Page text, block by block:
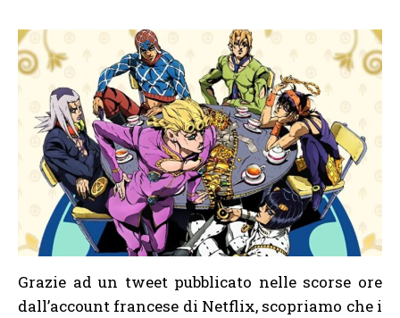
Grazie ad un tweet pubblicato nelle scorse ore
dall’account francese di Netflix, scopriamo che i